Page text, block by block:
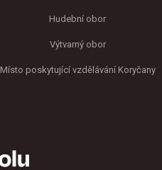
Hudební obor
Výtvarný obor
Místo poskytující vzdělávání Koryčany